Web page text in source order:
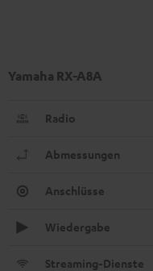
Yamaha RX-A8A
Radio
Abmessungen
Anschlüsse
Wiedergabe
Streaming-Dienste